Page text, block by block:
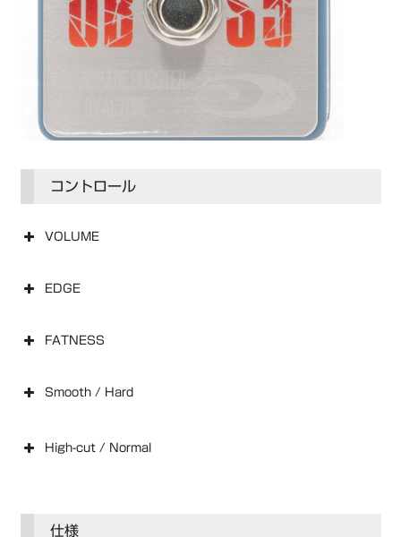
コントロール
VOLUME
EDGE
FATNESS
Smooth / Hard
High-cut / Normal
仕様